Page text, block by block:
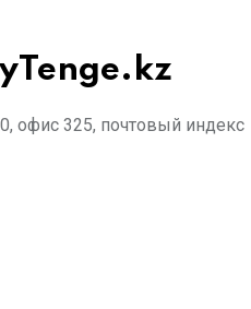
офис 325, почтовый индекс